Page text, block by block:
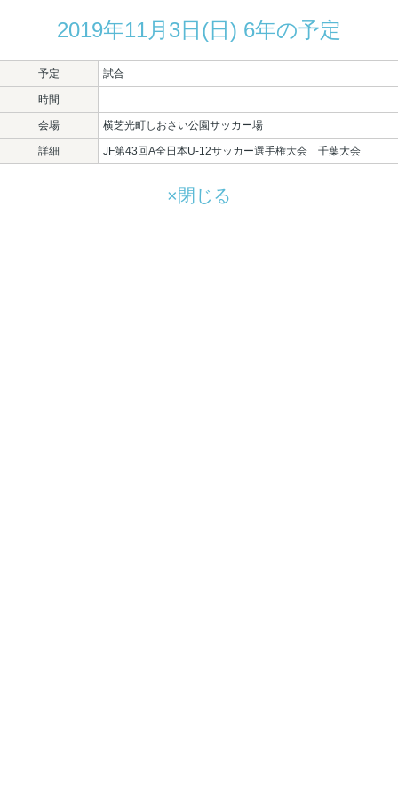
2019年11月3日(日) 6年の予定
予定 試合
時間 -
会場 横芝光町しおさい公園サッカー場
詳細 JF第43回A全日本U-12サッカー選手権大会　千葉大会
×閉じる